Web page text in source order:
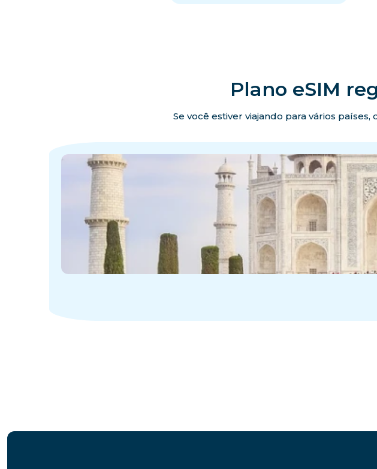
Plano eSIM
Se você estiver viajando para vários